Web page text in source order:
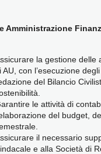
Amministrazione
la gestione delle
AU, con l’esecuzione
del Bilancio
le attività di
del budget,
il necessario
e alla Società di